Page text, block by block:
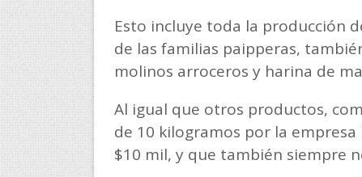
Esto incluye toda la producción
de las familias paipperas,
molinos arroceros y harina de
Al igual que otros productos,
de 10 kilogramos por la empresa
$10 mil, y que también siempre